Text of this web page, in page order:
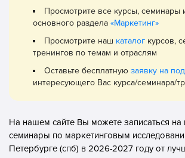
Просмотрите все курсы, семинары
основного раздела «Маркетинг»
Просмотрите наш каталог курсов,
тренингов по темам и отраслям
Оставьте бесплатнуюзаявку на
интересующего Вас курса/семинара/
На нашем сайте Вы можете записаться на
семинары по маркетинговым
Петербурге (спб) в 2026-2027 году от